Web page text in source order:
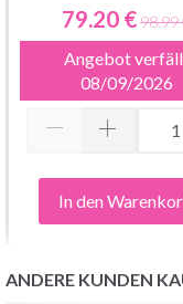
GRANDE, 15
79.20 €98.99
Angebot
08/09/2026
In den
ANDERE KUNDEN